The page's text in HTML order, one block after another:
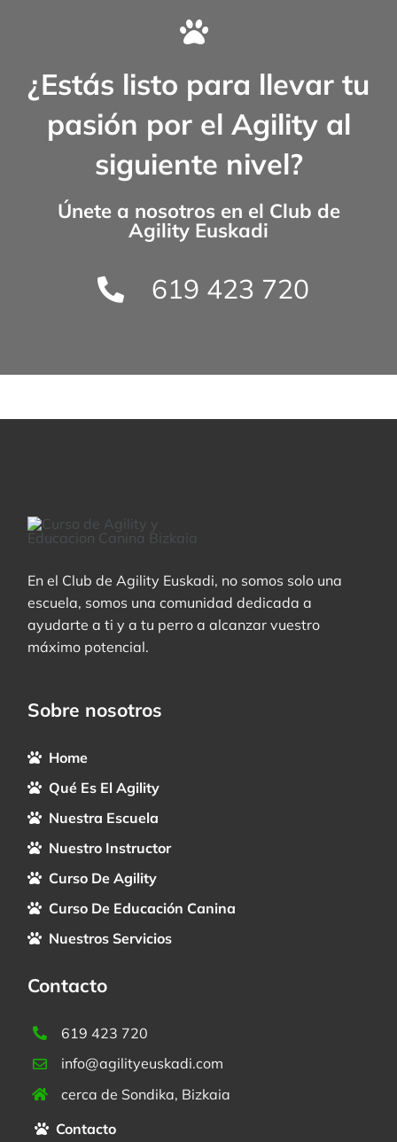
¿Estás listo para llevar tu
pasión por el Agility al
siguiente nivel?
Únete a nosotros en el Club de
Agility Euskadi
619 423 720
En el Club de Agility Euskadi, no somos solo una
escuela, somos una comunidad dedicada a
ayudarte a ti y a tu perro a alcanzar vuestro
máximo potencial.
Sobre nosotros
Home
Qué Es El Agility
Nuestra Escuela
Nuestro Instructor
Curso De Agility
Curso De Educación Canina
Nuestros Servicios
Contacto
619 423 720
info@agilityeuskadi.com
cerca de Sondika, Bizkaia
Contacto